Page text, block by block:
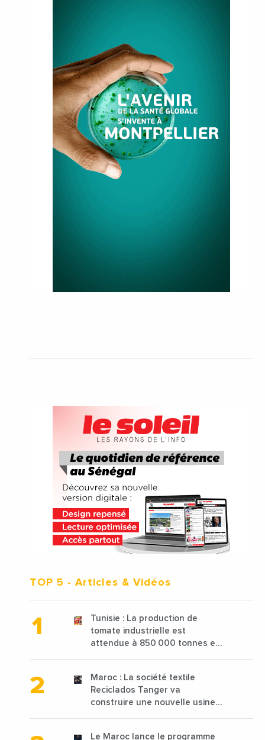
TOP 5 - Articles & Vidéos
Tunisie : La production de
tomate industrielle est
attendue à 850 000 tonnes en
Maroc : La société textile
Reciclados Tanger va
construire une nouvelle usine
Le Maroc lance le programme